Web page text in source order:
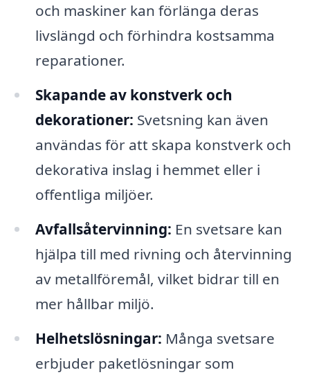
och maskiner kan förlänga deras
livslängd och förhindra kostsamma
reparationer.
Skapande av konstverk och
dekorationer: Svetsning kan även
användas för att skapa konstverk och
dekorativa inslag i hemmet eller i
offentliga miljöer.
Avfallsåtervinning: En svetsare kan
hjälpa till med rivning och återvinning
av metallföremål, vilket bidrar till en
mer hållbar miljö.
Helhetslösningar: Många svetsare
erbjuder paketlösningar som